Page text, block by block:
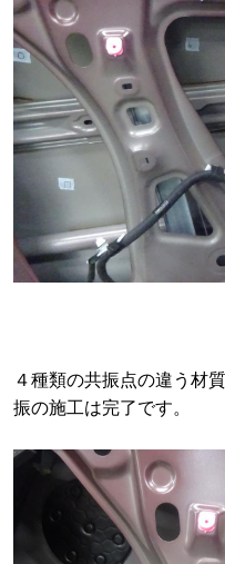
４種類の共振点の違う材
振の施工は完了です。